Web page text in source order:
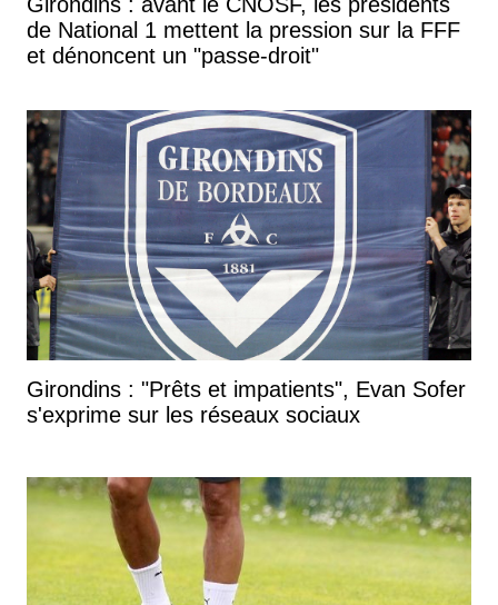
Girondins : avant le CNOSF, les présidents
de National 1 mettent la pression sur la FFF
et dénoncent un "passe-droit"
Girondins : "Prêts et impatients", Evan Sofer
s'exprime sur les réseaux sociaux